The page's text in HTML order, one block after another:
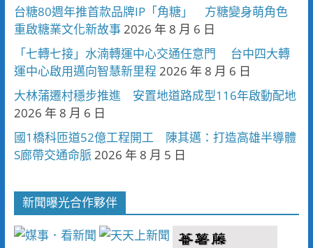
台糖80週年推首款品牌IP「角糖」 方糖變身萌角色
重啟糖業文化新故事2026 年 8 月 6 日
「七轉七接」水湳轉運中心交通任意門 台中四大轉
運中心啟用邁向智慧新里程 2026 年 8 月 6 日
大林蒲遷村穩步推進 安置地道路成型116年啟動配地
2026 年 8 月 6 日
國1橋科匝道52億工程開工 陳其邁：打造高雄半導體
S廊帶交通命脈2026 年 8 月 5 日
新聞曝光合作夥伴